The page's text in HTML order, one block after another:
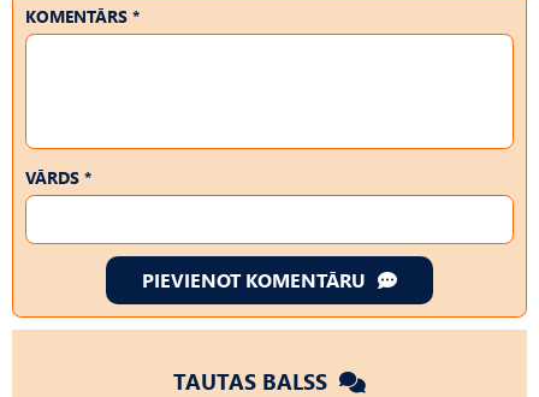
KOMENTĀRS *
VĀRDS *
PIEVIENOT KOMENTĀRU
TAUTAS BALSS